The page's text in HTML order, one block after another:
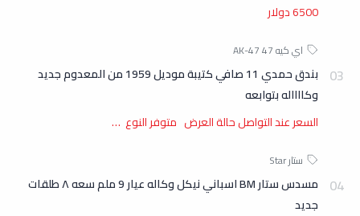
6500 دولار
بندق حمدي 11 صافي كتيبة موديل 1959 من المعدوم جديد
وكااااله بتوابعه
السعر عند التواصل حالة العرض متوفر النوع …
مسدس ستار BM اسباني نيكل وكاله عيار 9 ملم سعه ٨ طلقات
جديد